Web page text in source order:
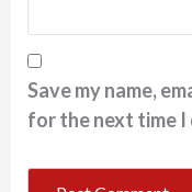
Save my name,
for the next time I